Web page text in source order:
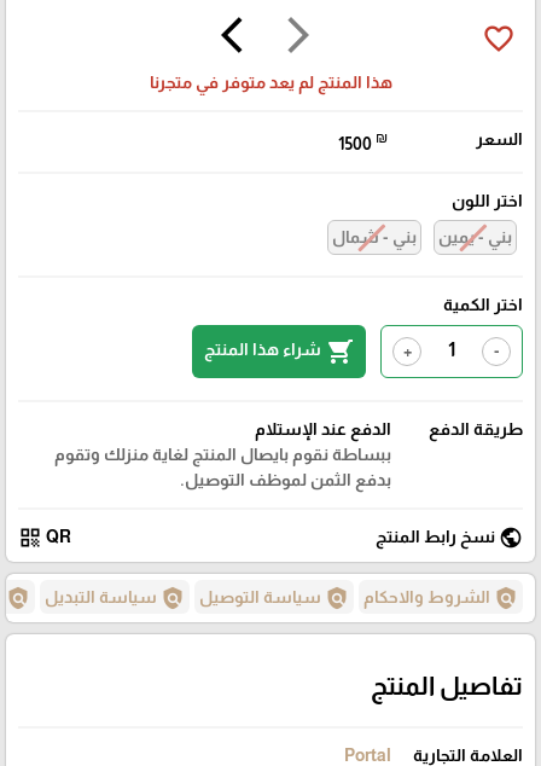
arrow_forward_ios
arrow_back_ios favorite_border
هذا المنتج لم يعد متوفر في متجرنا
السعر 1500 ₪
اختر اللون
بني - يمين
بني - شمال
اختر الكمية
-
+
shopping_cart شراء هذا المنتج
طريقة الدفع
الدفع عند الإستلام
ببساطة نقوم بايصال المنتج لغاية منزلك وتقوم
بدفع الثمن لموظف التوصيل.
public نسخ رابط المنتج QR
qr_code
policy الشروط والاحكام policy سياسة التوصيل policy سياسة التبديل policy
تفاصيل المنتج
العلامة التجارية Portal